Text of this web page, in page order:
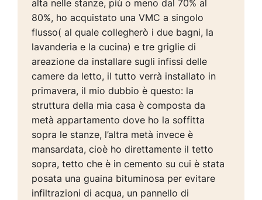
alta nelle stanze, più o meno dal 70% al
80%, ho acquistato una VMC a singolo
flusso( al quale collegherò i due bagni, la
lavanderia e la cucina) e tre griglie di
areazione da installare sugli infissi delle
camere da letto, il tutto verrà installato in
primavera, il mio dubbio è questo: la
struttura della mia casa è composta da
metà appartamento dove ho la soffitta
sopra le stanze, l’altra metà invece è
mansardata, cioè ho direttamente il tetto
sopra, tetto che è in cemento su cui è stata
posata una guaina bituminosa per evitare
infiltrazioni di acqua, un pannello di